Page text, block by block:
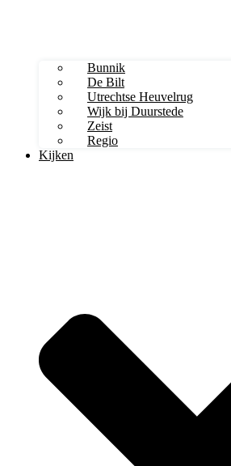
Bunnik
De Bilt
Utrechtse Heuvelrug
Wijk bij Duurstede
Zeist
Regio
Kijken